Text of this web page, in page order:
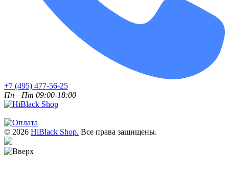
+7 (495) 477-56-25
Пн—Пт 09:00-18:00
© 2026 HiBlack Shop. Все права защищены.